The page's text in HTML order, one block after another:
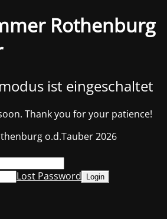
Rothenburg
ist eingeschaltet
Thank you for your patience!
o.d.Tauber 2026
Lost Password